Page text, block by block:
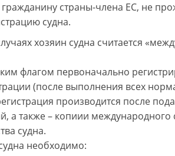
страны-члена ЕС, не
судна.
хозяин судна считается
флагом первоначально
(после выполнения всех
производится после
а также – копиии
судна.
необходимо: